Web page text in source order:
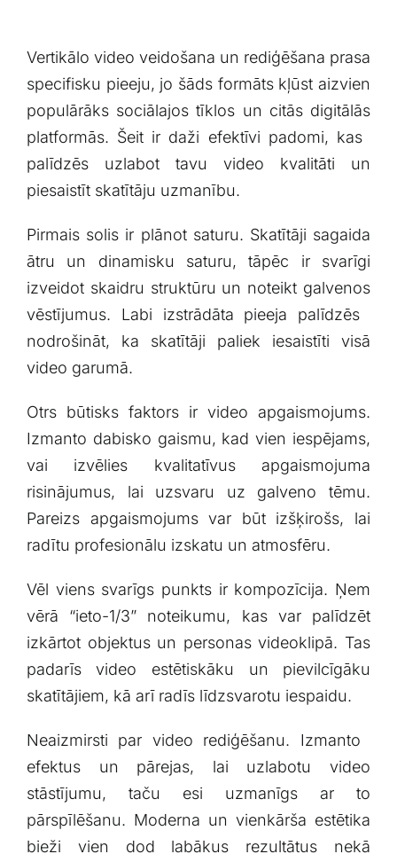
Vertikālo⁤ video veidošana un ‌rediģēšana prasa
specifisku pieeju, jo šāds ⁤formāts ⁤kļūst aizvien
populārāks⁢ sociālajos‍ tīklos un citās digitālās
platformās.⁢ Šeit ⁢ir daži efektīvi padomi, kas ​
palīdzēs uzlabot tavu video kvalitāti un
piesaistīt skatītāju uzmanību.
Pirmais solis ir plānot saturu. ⁢Skatītāji ⁢sagaida
‍ātru un dinamisku saturu, tāpēc ir svarīgi
izveidot⁢ skaidru struktūru un ​noteikt ⁢galvenos
vēstījumus. Labi izstrādāta⁢ pieeja‍ palīdzēs ​
nodrošināt, ka⁢ skatītāji paliek ‌iesaistīti visā
⁤video garumā.
Otrs ‌būtisks faktors ir​ video apgaismojums.
Izmanto dabisko gaismu, kad ​vien⁢ iespējams,
‍vai ​izvēlies kvalitatīvus​ apgaismojuma
⁤risinājumus, ​lai ⁢uzsvaru uz galveno tēmu.
Pareizs apgaismojums var būt⁣ izšķirošs,​ lai
radītu profesionālu izskatu⁢ un atmosfēru.
Vēl viens svarīgs punkts ir kompozīcija. Ņem
vērā “ieto-1/3” noteikumu, kas var palīdzēt
izkārtot objektus un personas ⁣videoklipā. Tas
⁢padarīs ⁢video estētiskāku un pievilcīgāku
skatītājiem, ​kā arī⁢ radīs​ līdzsvarotu iespaidu.
Neaizmirsti par video rediģēšanu. Izmanto ​
efektus un⁣ pārejas, ‍lai ​uzlabotu video
⁢stāstījumu, taču ​esi ⁣uzmanīgs ar to
pārspīlēšanu. Moderna ⁣un ⁤vienkārša estētika
bieži vien ⁤dod labākus rezultātus nekā